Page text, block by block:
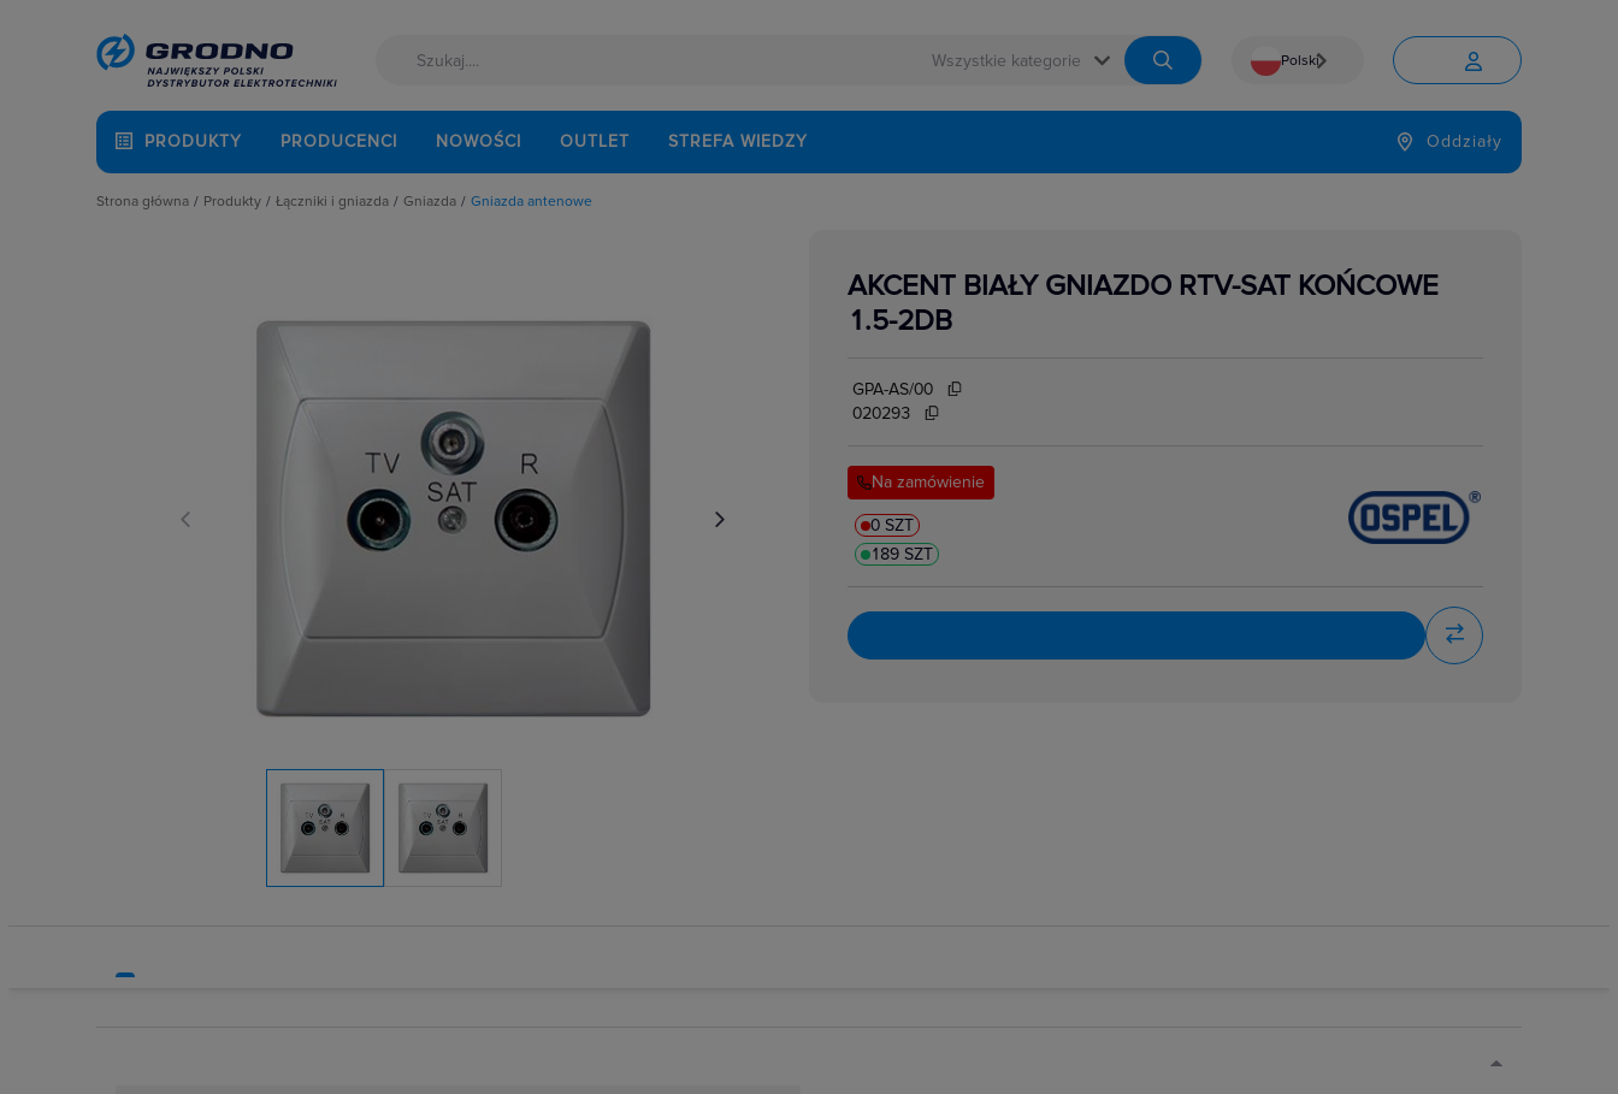
 Polski
Język

PRODUKTY PRODUCENCI NOWOŚCI OUTLET STREFA WIEDZY Oddziały
Strona główna
Produkty
Kable i przewody
Odzież ochronna i BHP
Osprzęt siłowy, przenośny
Oświetlenie
Pompy ciepła
Systemy bezpieczeństwa
Łączniki i gniazda
Puszki instalacyjne
Termostaty i regulatory
Gniazda
Gniazda multimedialne, HDMI,USB
Gniazda antenowe
AKCENT BIAŁY GNIAZDO RTV-SAT KOŃCOWE
1.5-2DB
GPA-AS/00
020293
Na zamówienie
0 SZT
189 SZT